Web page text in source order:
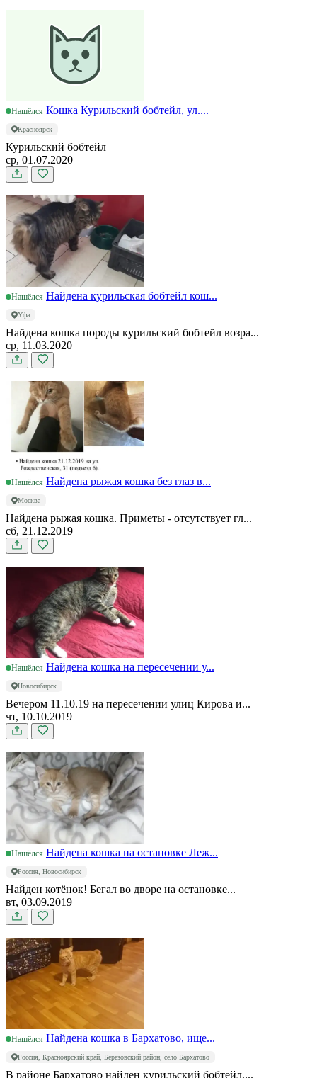
Нашёлся Кошка Курильский бобтейл, ул....
Красноярск
Курильский бобтейл
ср, 01.07.2020
Нашёлся Найдена курильская бобтейл кош...
Уфа
Найдена кошка породы курильский бобтейл возра...
ср, 11.03.2020
Нашёлся Найдена рыжая кошка без глаз в...
Москва
Найдена рыжая кошка. Приметы - отсутствует гл...
сб, 21.12.2019
Нашёлся Найдена кошка на пересечении у...
Новосибирск
Вечером 11.10.19 на пересечении улиц Кирова и...
чт, 10.10.2019
Нашёлся Найдена кошка на остановке Леж...
Россия, Новосибирск
Найден котёнок! Бегал во дворе на остановке...
вт, 03.09.2019
Нашёлся Найдена кошка в Бархатово, ище...
Россия, Красноярский край, Берёзовский район, село Бархатово
В районе Бархатово найден курильский бобтейл,...